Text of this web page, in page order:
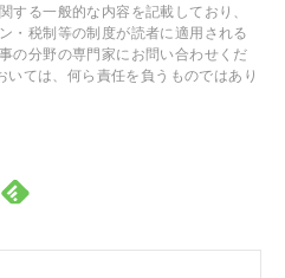
する一般的な内容を記載しており、
・税制等の制度が読者に適用される
の分野の専門家にお問い合わせくだ
ては、何ら責任を負うものではあり